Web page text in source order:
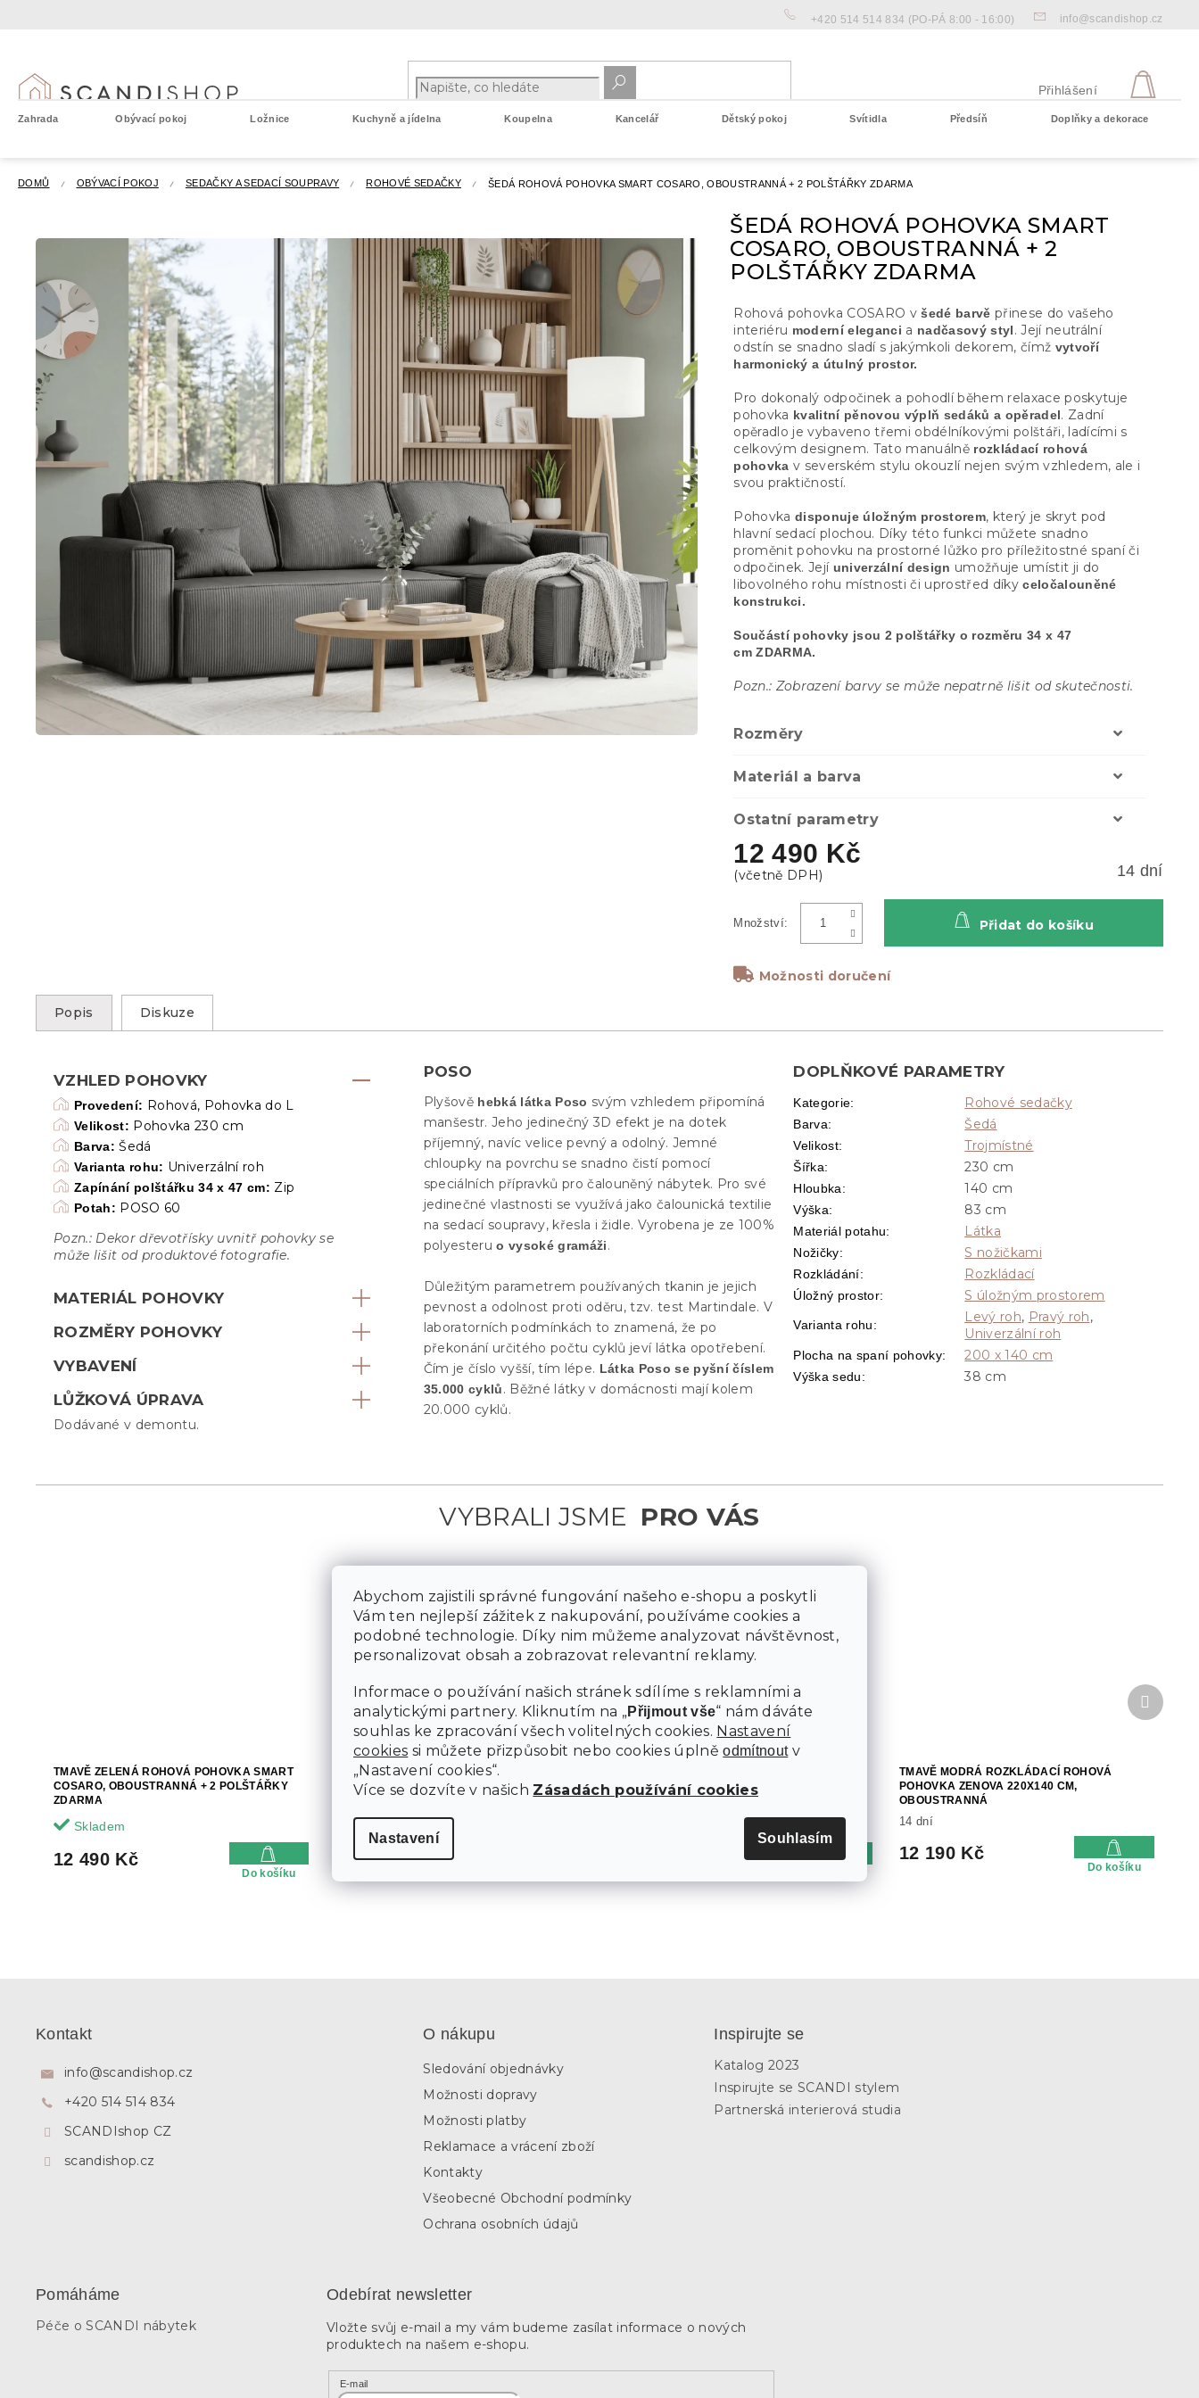
Abychom zajistili správné fungování našeho e-shopu a poskytli
Vám ten nejlepší zážitek z nakupování, používáme cookies a
podobné technologie. Díky nim můžeme analyzovat návštěvnost,
personalizovat obsah a zobrazovat relevantní reklamy.
Informace o používání našich stránek sdílíme s reklamními a
analytickými partnery. Kliknutím na „Přijmout vše“ nám dáváte
souhlas ke zpracování všech volitelných cookies. Nastavení
cookies si můžete přizpůsobit nebo cookies úplněodmítnoutv
„Nastavení cookies“.
Více se dozvíte v našich Zásadách používání cookies
Nastavení Souhlasím
+420 514 514 834 (PO-PÁ 8:00 - 16:00) info@scandishop.cz
Přihlášení
Zahrada Obývací pokoj Ložnice Kuchyně a jídelna Koupelna Kancelář Dětský pokoj Svítidla Předsíň Doplňky a dekorace
DOMŮ OBÝVACÍ POKOJ SEDAČKY A SEDACÍ SOUPRAVY ROHOVÉ SEDAČKY ŠEDÁ ROHOVÁ POHOVKA SMART COSARO, OBOUSTRANNÁ + 2 POLŠTÁŘKY ZDARMA
ŠEDÁ ROHOVÁ POHOVKA SMART
COSARO, OBOUSTRANNÁ + 2
POLŠTÁŘKY ZDARMA
12 490 Kč
14 dní
Možnosti doručení
Přidat do košíku
Rohová pohovka COSARO v šedé barvě přinese do vašeho
interiéru moderní eleganci a nadčasový styl. Její neutrální
odstín se snadno sladí s jakýmkoli dekorem, čímž vytvoří
harmonický a útulný prostor.
Pro dokonalý odpočinek a pohodlí během relaxace poskytuje
pohovka kvalitní pěnovou výplň sedáků a opěradel. Zadní
opěradlo je vybaveno třemi obdélníkovými polštáři, ladícími s
celkovým designem. Tato manuálně rozkládací rohová
pohovka v severském stylu okouzlí nejen svým vzhledem, ale i
svou praktičností.
Pohovkadisponuje úložným prostorem, který je skryt pod
hlavní sedací plochou. Díky této funkci můžete snadno
proměnit pohovku na prostorné lůžko pro příležitostné spaní či
odpočinek. Její univerzální design umožňuje umístit ji do
libovolného rohu místnosti či uprostřed díkyceločalouněné
konstrukci.
Součástí pohovky jsou 2 polštářky o rozměru 34 x 47
cm ZDARMA.
Pozn.: Zobrazení barvy se může nepatrně lišit od skutečnosti.
Rozměry
Materiál a barva
Ostatní parametry
TMAVĚ ZELENÁ ROHOVÁ POHOVKA SMART
COSARO, OBOUSTRANNÁ + 2 POLŠTÁŘKY
ZDARMA
Skladem
12 490 Kč
Do košíku
BÉŽOVÁ ROHOVÁ POHOVKA SMART
COSARO, OBOUSTRANNÁ + 2 POLŠTÁŘKY
14 dní
12 490 Kč
SMART COSARO, OBOUSTRANNÁ + 2
POLŠTÁŘKY ZDARMA
TMAVĚ MODRÁ ROZKLÁDACÍ ROHOVÁ
POHOVKA ZENOVA 220X140 CM,
OBOUSTRANNÁ
14 dní
12 190 Kč
Do košíku
Další
produkt
Popis Diskuze
VZHLED POHOVKY
Provedení: Rohová, Pohovka do L
Velikost: Pohovka 230 cm
Barva: Šedá
Varianta rohu: Univerzální roh
Zapínání polštářku 34 x 47 cm: Zip
Potah: POSO 60
Pozn.: Dekor dřevotřísky uvnitř pohovky se
může lišit od produktové fotografie.
MATERIÁL POHOVKY
ROZMĚRY POHOVKY
VYBAVENÍ
LŮŽKOVÁ ÚPRAVA
Dodávané v demontu.
POSO
Plyšově hebká látka Poso svým vzhledem připomíná
manšestr. Jeho jedinečný 3D efekt je na dotek
příjemný, navíc velice pevný a odolný. Jemné
chloupky na povrchu se snadno čistí pomocí
speciálních přípravků pro čalouněný nábytek. Pro své
jedinečné vlastnosti se využívá jako čalounická textilie
na sedací soupravy, křesla i židle. Vyrobena je ze 100%
polyesteruo vysoké gramáži.
Důležitým parametrem používaných tkanin je jejich
pevnost a odolnost proti oděru, tzv. test Martindale. V
laboratorních podmínkách to znamená, že po
překonání určitého počtu cyklů jeví látka opotřebení.
Čím je číslo vyšší, tím lépe. Látka Poso se pyšní číslem
35.000 cyklů. Běžné látky v domácnosti mají kolem
20.000 cyklů.
DOPLŇKOVÉ PARAMETRY
Kategorie: Rohové sedačky
Barva: Šedá
Velikost: Trojmístné
Šířka: 230 cm
Hloubka: 140 cm
Výška: 83 cm
Materiál potahu: Látka
Nožičky: S nožičkami
Rozkládání: Rozkládací
Úložný prostor: S úložným prostorem
Varianta rohu: Levý roh, Pravý roh,
Univerzální roh
Plocha na spaní pohovky: 200 x 140 cm
Výška sedu: 38 cm
Kontakt
info@scandishop.cz
+420 514 514 834
SCANDIshop CZ
scandishop.cz
O nákupu
Sledování objednávky
Možnosti dopravy
Možnosti platby
Reklamace a vrácení zboží
Kontakty
Všeobecné Obchodní podmínky
Ochrana osobních údajů
Inspirujte se
Katalog 2023
Inspirujte se SCANDI stylem
Partnerská interierová studia
Pomáháme
Péče o SCANDI nábytek
Odebírat newsletter
Vložte svůj e-mail a my vám budeme zasílat informace o nových
produktech na našem e-shopu.
E-mail